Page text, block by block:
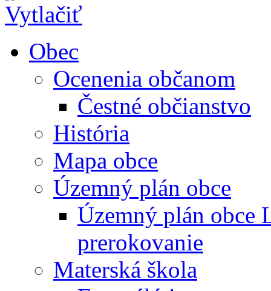
Obec
Ocenenia občanom
Čestné občianstvo
História
Mapa obce
Územný plán obce
Územný plán obce
prerokovanie
Materská škola